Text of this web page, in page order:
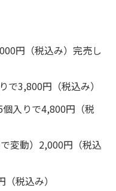
円（税込み）完売し
3,800円（税込み）
入りで4,800円（税
変動）2,000円（税込
税込み）